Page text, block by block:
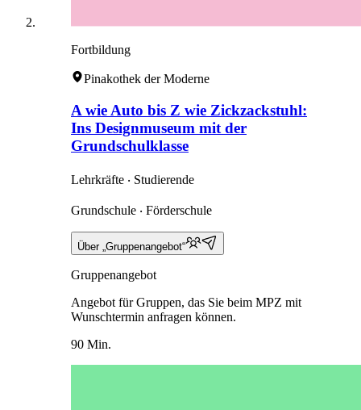
Fortbildung
Pinakothek der Moderne
A wie Auto bis Z wie Zickzackstuhl:
Ins Designmuseum mit der
Grundschulklasse
Lehrkräfte ‧ Studierende
Grundschule ‧ Förderschule
Über „Gruppenangebot“
Gruppenangebot
Angebot für Gruppen, das Sie beim MPZ mit
Wunschtermin anfragen können.
90 Min.